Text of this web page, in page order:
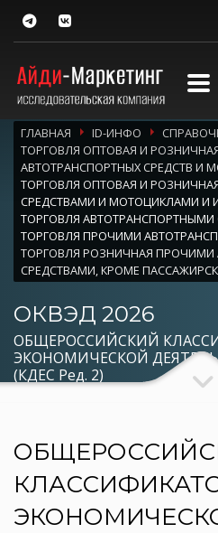
ГЛАВНАЯ ID-ИНФО
ТОРГОВЛЯ ОПТОВАЯ И
АВТОТРАНСПОРТНЫХ СРЕДСТВ И
ТОРГОВЛЯ ОПТОВАЯ И
СРЕДСТВАМИ И МОТОЦИКЛАМИ И
ТОРГОВЛЯ АВТОТРАНСПОРТНЫМИ
ТОРГОВЛЯ ПРОЧИМИ
ТОРГОВЛЯ РОЗНИЧНАЯ
СРЕДСТВАМИ, КРОМЕ
ОКВЭД 2026
ОБЩЕРОССИЙСКИЙ
ЭКОНОМИЧЕСКОЙ
(КДЕС Ред. 2)